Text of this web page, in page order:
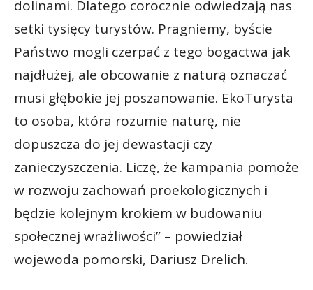
dolinami. Dlatego corocznie odwiedzają nas
setki tysięcy turystów. Pragniemy, byście
Państwo mogli czerpać z tego bogactwa jak
najdłużej, ale obcowanie z naturą oznaczać
musi głębokie jej poszanowanie. EkoTurysta
to osoba, która rozumie naturę, nie
dopuszcza do jej dewastacji czy
zanieczyszczenia. Liczę, że kampania pomoże
w rozwoju zachowań proekologicznych i
będzie kolejnym krokiem w budowaniu
społecznej wrażliwości” – powiedział
wojewoda pomorski, Dariusz Drelich.